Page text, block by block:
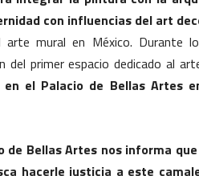
con influencias del art
mural en México. Durante
del primer espacio dedicado al
el Palacio de Bellas Artes
de Bellas Artes nos informa
hacerle justicia a este